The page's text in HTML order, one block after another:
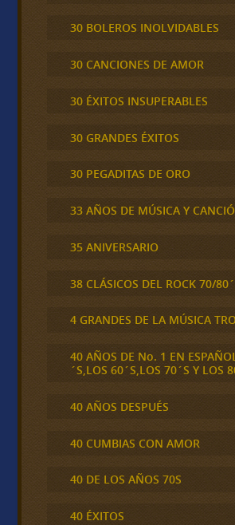
30 BOLEROS INOLVIDABLES
30 CANCIONES DE AMOR
30 ÉXITOS INSUPERABLES
30 GRANDES ÉXITOS
30 PEGADITAS DE ORO
33 AÑOS DE MÚSICA Y
35 ANIVERSARIO
38 CLÁSICOS DEL ROCK 70/
4 GRANDES DE LA MÚSICA
40 AÑOS DE No. 1 EN
´S,LOS 60´S,LOS 70´S Y LOS
40 AÑOS DESPUÉS
40 CUMBIAS CON AMOR
40 DE LOS AÑOS 70S
40 ÉXITOS